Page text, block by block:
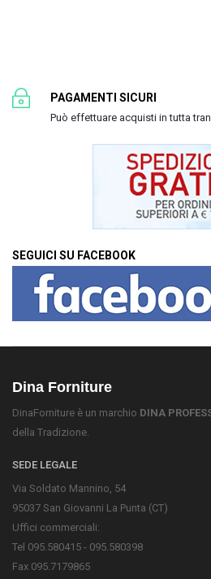
PAGAMENTI SICURI
Può effettuare acquisti in tutta
SEGUICI SU FACEBOOK
Dina Forniture
DinaForniture è un marchio DINA
della Tradizione.
SEDE LEGALE
Via Soldato Mannino, 54
95037 San Giovanni La Punta (CT)
Uffici commerciali:
Tel 095.580415 - 095.580398
Fax 095.7179865